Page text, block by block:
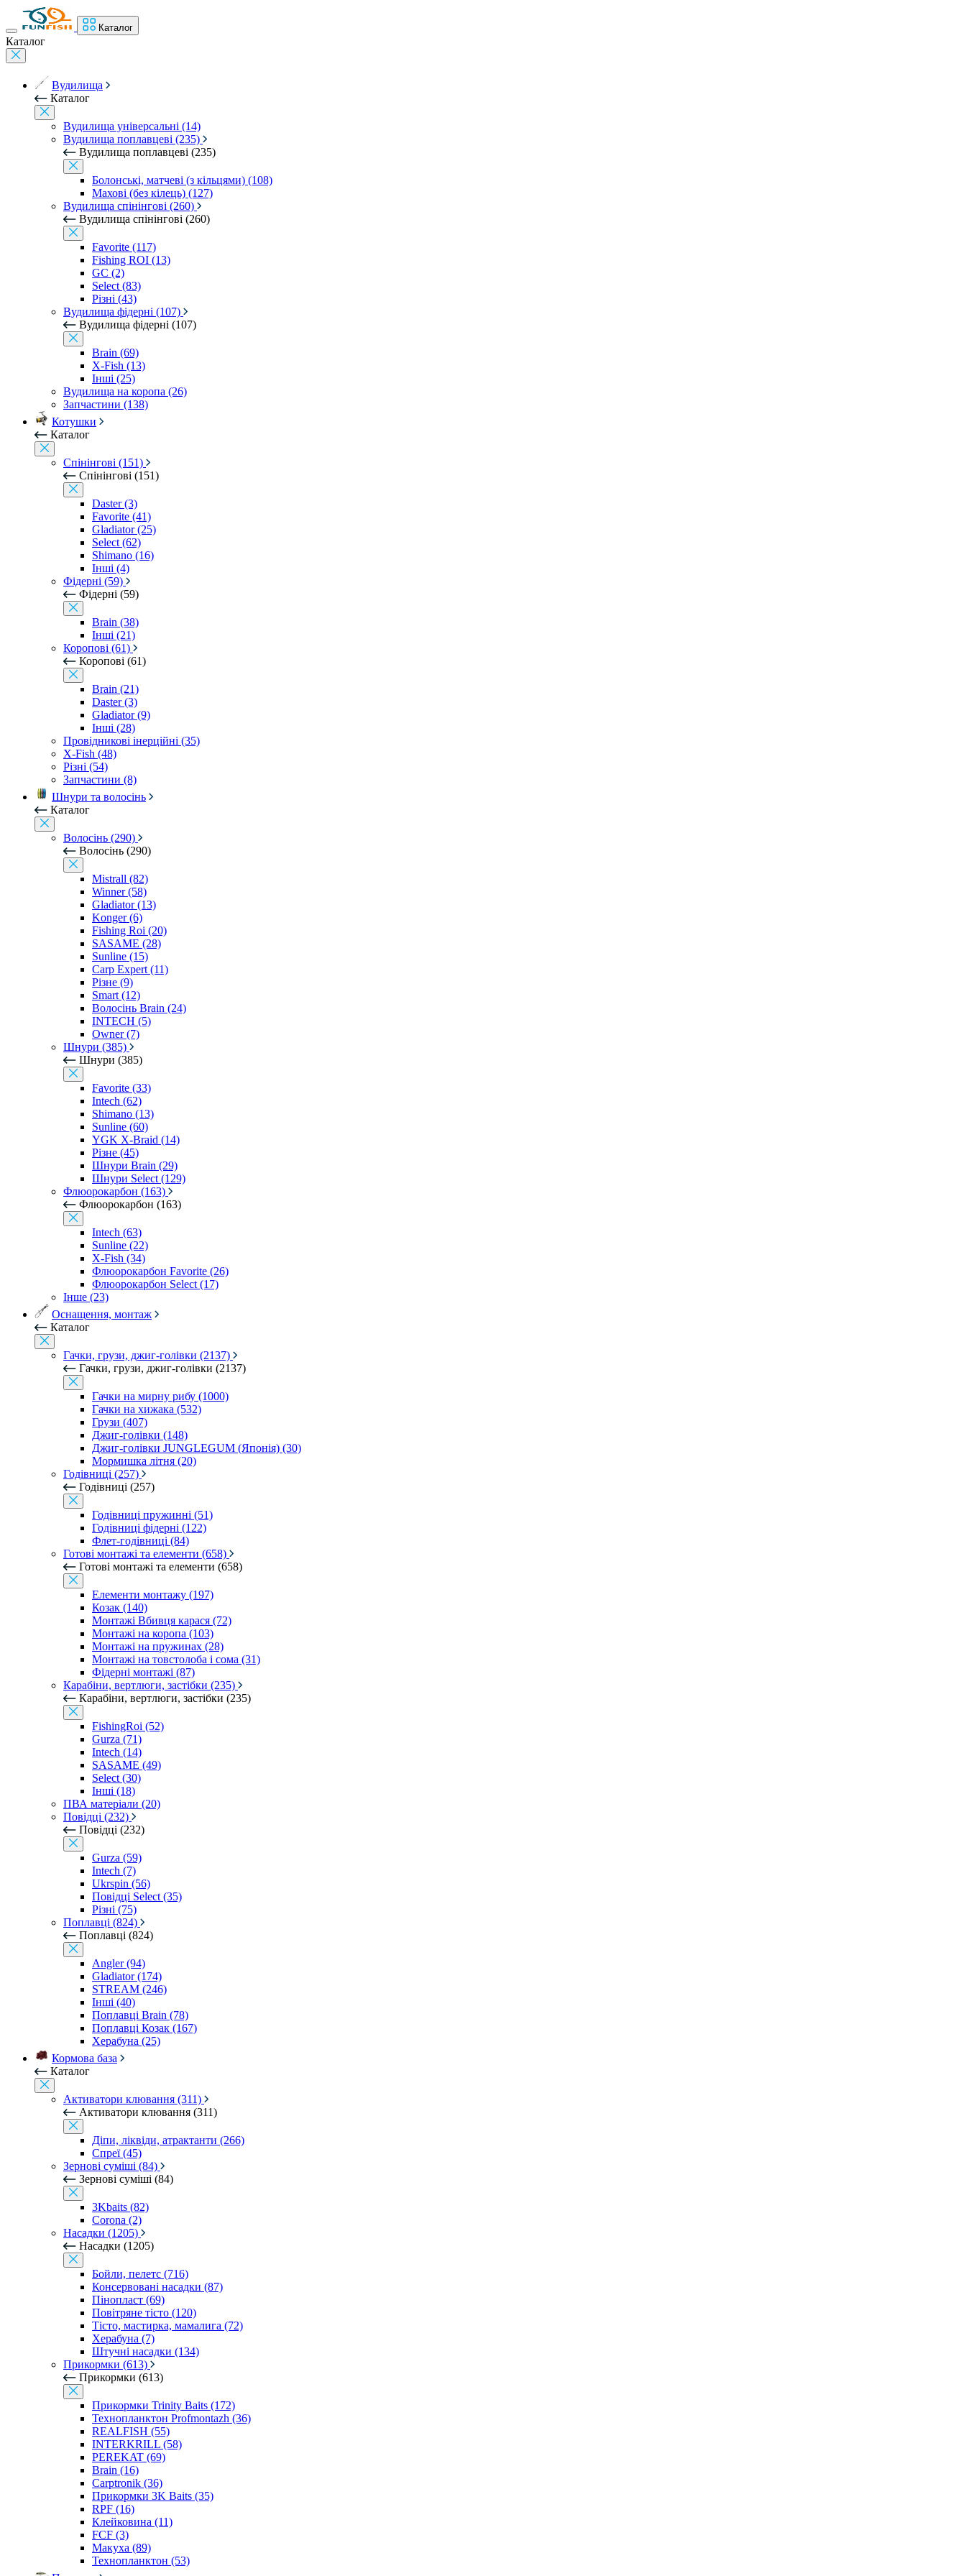
Каталог
Каталог
Вудилища
Каталог
Вудилища універсальні (14)
Вудилища поплавцеві (235)
Вудилища поплавцеві (235)
Болонські, матчеві (з кільцями) (108)
Махові (без кілець) (127)
Вудилища спінінгові (260)
Вудилища спінінгові (260)
Favorite (117)
Fishing ROI (13)
GC (2)
Select (83)
Різні (43)
Вудилища фідерні (107)
Вудилища фідерні (107)
Brain (69)
X-Fish (13)
Інші (25)
Вудилища на коропа (26)
Запчастини (138)
Котушки
Каталог
Спінінгові (151)
Спінінгові (151)
Daster (3)
Favorite (41)
Gladiator (25)
Select (62)
Shimano (16)
Інші (4)
Фідерні (59)
Фідерні (59)
Brain (38)
Інші (21)
Коропові (61)
Коропові (61)
Brain (21)
Daster (3)
Gladiator (9)
Інші (28)
Провідникові інерційні (35)
X-Fish (48)
Різні (54)
Запчастини (8)
Шнури та волосінь
Каталог
Волосінь (290)
Волосінь (290)
Mistrall (82)
Winner (58)
Gladiator (13)
Konger (6)
Fishing Roi (20)
SASAME (28)
Sunline (15)
Carp Expert (11)
Різне (9)
Smart (12)
Волосінь Brain (24)
INTECH (5)
Owner (7)
Шнури (385)
Шнури (385)
Favorite (33)
Intech (62)
Shimano (13)
Sunline (60)
YGK X-Braid (14)
Різне (45)
Шнури Brain (29)
Шнури Select (129)
Флюорокарбон (163)
Флюорокарбон (163)
Intech (63)
Sunline (22)
X-Fish (34)
Флюорокарбон Favorite (26)
Флюорокарбон Select (17)
Інше (23)
Оснащення, монтаж
Каталог
Гачки, грузи, джиг-голівки (2137)
Гачки, грузи, джиг-голівки (2137)
Гачки на мирну рибу (1000)
Гачки на хижака (532)
Грузи (407)
Джиг-голівки (148)
Джиг-голівки JUNGLEGUM (Японія) (30)
Мормишка літня (20)
Годівниці (257)
Годівниці (257)
Годівниці пружинні (51)
Годівниці фідерні (122)
Флет-годівниці (84)
Готові монтажі та елементи (658)
Готові монтажі та елементи (658)
Елементи монтажу (197)
Козак (140)
Монтажі Вбивця карася (72)
Монтажі на коропа (103)
Монтажі на пружинах (28)
Монтажі на товстолоба і сома (31)
Фідерні монтажі (87)
Карабіни, вертлюги, застібки (235)
Карабіни, вертлюги, застібки (235)
FishingRoi (52)
Gurza (71)
Intech (14)
SASAME (49)
Select (30)
Інші (18)
ПВА матеріали (20)
Повідці (232)
Повідці (232)
Gurza (59)
Intech (7)
Ukrspin (56)
Повідці Select (35)
Різні (75)
Поплавці (824)
Поплавці (824)
Angler (94)
Gladiator (174)
STREAM (246)
Інші (40)
Поплавці Brain (78)
Поплавці Козак (167)
Херабуна (25)
Кормова база
Каталог
Активатори клювання (311)
Активатори клювання (311)
Діпи, ліквіди, атрактанти (266)
Спреї (45)
Зернові суміші (84)
Зернові суміші (84)
3Kbaits (82)
Corona (2)
Насадки (1205)
Насадки (1205)
Бойли, пелетс (716)
Консервовані насадки (87)
Пінопласт (69)
Повітряне тісто (120)
Тісто, мастирка, мамалига (72)
Херабуна (7)
Штучні насадки (134)
Прикормки (613)
Прикормки (613)
Прикормки Trinity Baits (172)
Технопланктон Profmontazh (36)
REALFISH (55)
INTERKRILL (58)
PEREKAT (69)
Brain (16)
Carptronik (36)
Прикормки 3K Baits (35)
RPF (16)
Клейковина (11)
FCF (3)
Макуха (89)
Технопланктон (53)